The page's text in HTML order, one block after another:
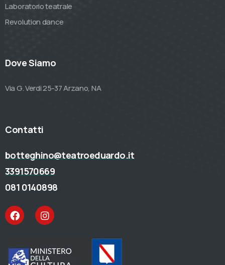
Laboratorio teatrale
Revolution dance
Dove Siamo
Via G. Verdi 25-37 Arzano, NA
Contatti
botteghino@teatroeduardo.it
3391570669
081 0140898